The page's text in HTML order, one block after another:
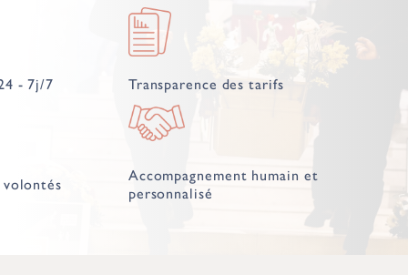
- 7j/7 Transparence des tarifs
Accompagnement humain et
personnalisé